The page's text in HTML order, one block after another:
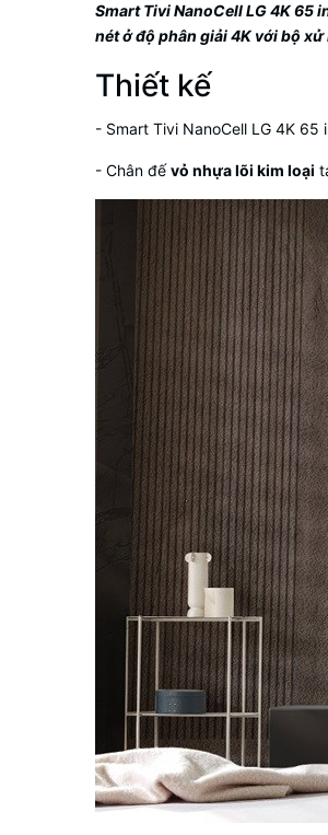
Smart Tivi NanoCell LG 4K 65
nét ở độ phân giải 4K với bộ
Thiết kế
- Smart Tivi NanoCell LG 4K
- Chân đế vỏ nhựa lõi kim loại